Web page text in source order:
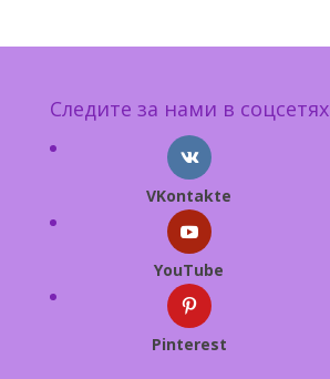
Следите за нами в соцсетях
VKontakte
YouTube
Pinterest